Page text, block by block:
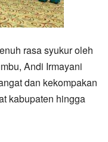
rasa syukur oleh
Andi Irmayani
dan kekompakan
kabupaten hingga